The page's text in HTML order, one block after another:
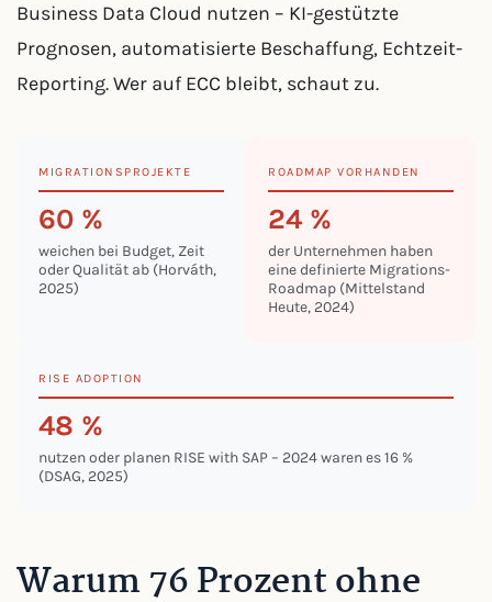
Business Data Cloud nutzen – KI-gestützte
Prognosen, automatisierte Beschaffung, Echtzeit-
Reporting. Wer auf ECC bleibt, schaut zu.
MIGRATIONSPROJEKTE
60 %
weichen bei Budget, Zeit
oder Qualität ab (Horváth,
2025)
ROADMAP VORHANDEN
24 %
der Unternehmen haben
eine definierte Migrations-
Roadmap (Mittelstand
Heute, 2024)
RISE ADOPTION
48 %
nutzen oder planen RISE with SAP – 2024 waren es 16 %
(DSAG, 2025)
Warum 76 Prozent ohne